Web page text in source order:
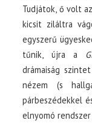
Tudjátok, ő volt
kicsit ziláltra
egyszerű
tűnik, újra a
drámaiság
nézem (s
párbeszédekkel
elnyomó